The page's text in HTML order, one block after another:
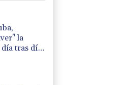
la
tras día